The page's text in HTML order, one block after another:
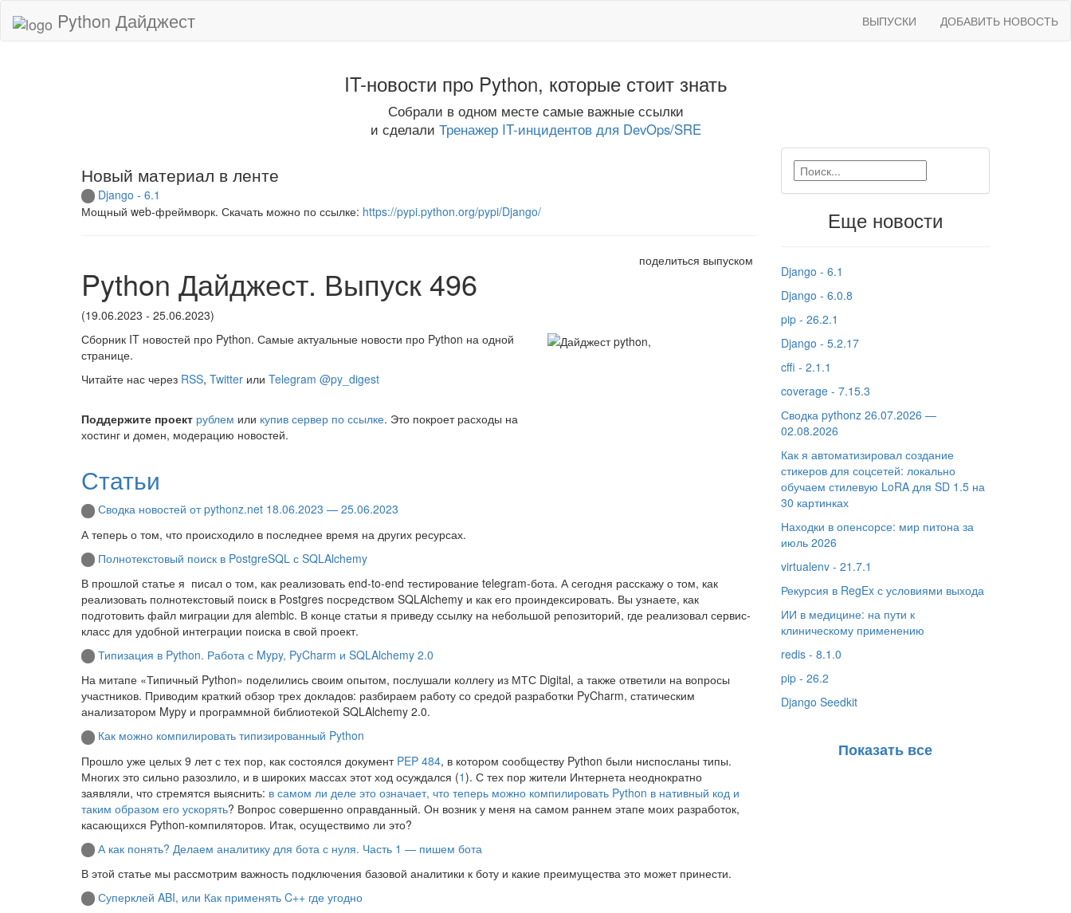
Python Дайджест ВЫПУСКИ ДОБАВИТЬ НОВОСТЬ
IT-новости про Python, которые стоит знать
Собрали в одном месте самые важные ссылки
и сделали Тренажер IT-инцидентов для DevOps/SRE
Новый материал в ленте
Django - 6.1
Мощный web-фреймворк. Скачать можно по ссылке: https://pypi.python.org/pypi/Django/
Python Дайджест. Выпуск 496
(19.06.2023 - 25.06.2023)
поделиться выпуском
Сборник IT новостей про Python. Самые актуальные новости про Python на одной
странице.
Читайте нас через RSS, Twitter или Telegram @py_digest
Поддержите проект рублем или купив сервер по ссылке. Это покроет расходы на
хостинг и домен, модерацию новостей.
Статьи
Сводка новостей от pythonz.net 18.06.2023 — 25.06.2023
А теперь о том, что происходило в последнее время на других ресурсах.
Полнотекстовый поиск в PostgreSQL с SQLAlchemy
В прошлой статье я писал о том, как реализовать end-to-end тестирование telegram-бота. А сегодня расскажу о том, как
реализовать полнотекстовый поиск в Postgres посредством SQLAlchemy и как его проиндексировать. Вы узнаете, как
подготовить файл миграции для alembic. В конце статьи я приведу ссылку на небольшой репозиторий, где реализовал сервис-
класс для удобной интеграции поиска в свой проект.
Типизация в Python. Работа с Mypy, PyCharm и SQLAlchemy 2.0
На митапе «Типичный Python» поделились своим опытом, послушали коллегу из МТС Digital, а также ответили на вопросы
участников. Приводим краткий обзор трех докладов: разбираем работу со средой разработки PyCharm, статическим
анализатором Mypy и программной библиотекой SQLAlchemy 2.0.
Как можно компилировать типизированный Python
Прошло уже целых 9 лет с тех пор, как состоялся документ PEP 484, в котором сообществу Python были ниспосланы типы.
Многих это сильно разозлило, и в широких массах этот ход осуждался (1). С тех пор жители Интернета неоднократно
заявляли, что стремятся выяснить: в самом ли деле это означает, что теперь можно компилировать Python в нативный код и
таким образом его ускорять? Вопрос совершенно оправданный. Он возник у меня на самом раннем этапе моих разработок,
касающихся Python-компиляторов. Итак, осуществимо ли это?
А как понять? Делаем аналитику для бота с нуля. Часть 1 — пишем бота
В этой статье мы рассмотрим важность подключения базовой аналитики к боту и какие преимущества это может принести.
Суперклей ABI, или Как применять C++ где угодно
Еще новости
Django - 6.1
Django - 6.0.8
pip - 26.2.1
Django - 5.2.17
cffi - 2.1.1
coverage - 7.15.3
Сводка pythonz 26.07.2026 —
02.08.2026
Как я автоматизировал создание
стикеров для соцсетей: локально
обучаем стилевую LoRA для SD 1.5 на
30 картинках
Находки в опенсорсе: мир питона за
июль 2026
virtualenv - 21.7.1
Рекурсия в RegEx с условиями выхода
ИИ в медицине: на пути к
клиническому применению
redis - 8.1.0
pip - 26.2
Django Seedkit
Показать все